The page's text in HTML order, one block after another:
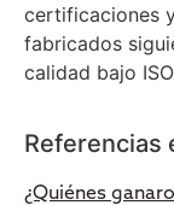
certificaciones
fabricados
calidad bajo
Referencias
¿Quiénes